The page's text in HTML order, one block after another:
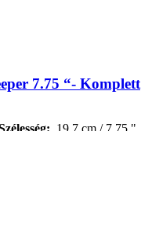
7.75 “- Komplett
19,7 cm / 7,75 "